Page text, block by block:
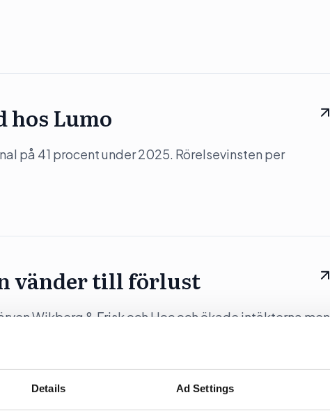
Details Ad Settings
Lumo
på 41 procent under 2025. Rörelsevinsten per
vänder till förlust
Wikberg & Frisk och Hoc och ökade intäkterna men